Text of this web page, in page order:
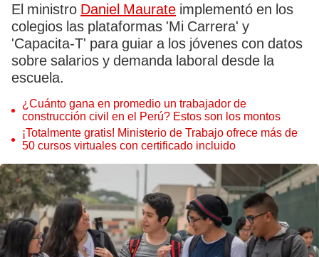
El ministro Daniel Maurate implementó en los
colegios las plataformas 'Mi Carrera' y
'Capacita-T' para guiar a los jóvenes con datos
sobre salarios y demanda laboral desde la
escuela.
¿Cuánto gana en promedio un trabajador de
construcción civil en el Perú? Estos son los montos
¡Totalmente gratis! Ministerio de Trabajo ofrece más de
50 cursos virtuales con certificado incluido